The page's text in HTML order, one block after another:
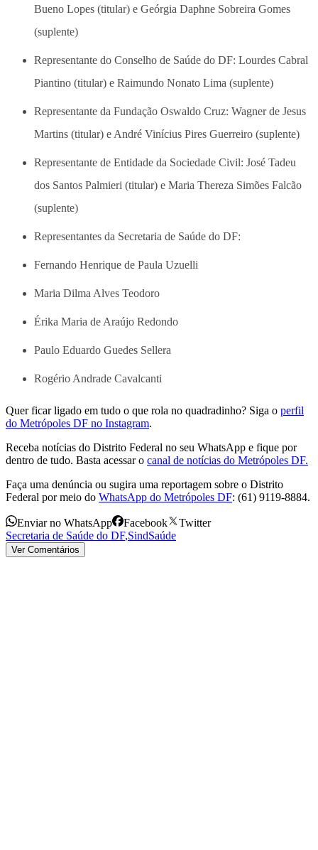
Bueno Lopes (titular) e Geórgia Daphne Sobreira Gomes
(suplente)
Representante do Conselho de Saúde do DF: Lourdes Cabral
Piantino (titular) e Raimundo Nonato Lima (suplente)
Representante da Fundação Oswaldo Cruz: Wagner de Jesus
Martins (titular) e André Vinícius Pires Guerreiro (suplente)
Representante de Entidade da Sociedade Civil: José Tadeu
dos Santos Palmieri (titular) e Maria Thereza Simões Falcão
(suplente)
Representantes da Secretaria de Saúde do DF:
Fernando Henrique de Paula Uzuelli
Maria Dilma Alves Teodoro
Érika Maria de Araújo Redondo
Paulo Eduardo Guedes Sellera
Rogério Andrade Cavalcanti
Quer ficar ligado em tudo o que rola no quadradinho? Siga o perfil
do Metrópoles DF no Instagram.
Receba notícias do Distrito Federal no seu WhatsApp e fique por
dentro de tudo. Basta acessar o canal de notícias do Metrópoles DF.
Faça uma denúncia ou sugira uma reportagem sobre o Distrito
Federal por meio do WhatsApp do Metrópoles DF: (61) 9119-8884.
Enviar no WhatsApp Facebook
Twitter
Secretaria de Saúde do DF,SindSaúde
Ver Comentários